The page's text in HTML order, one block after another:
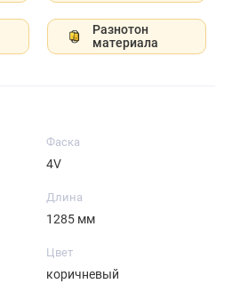
Разнотон
материала
Фаска
4V
Длина
1285 мм
Цвет
коричневый